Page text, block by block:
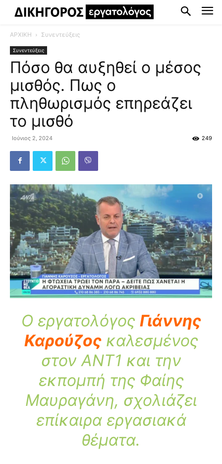
ΑΡΧΙΚΗ Συνεντεύξεις
Συνεντεύξεις
Πόσο θα αυξηθεί ο μέσος
μισθός. Πως ο
πληθωρισμός επηρεάζει
το μισθό
Ιούνιος 2, 2024 249
Ο εργατολόγος Γιάννης
Καρούζοςκαλεσμένος
στον ANT1 και την
εκπομπή της Φαίης
Μαυραγάνη, σχολιάζει
επίκαιρα εργασιακά
θέματα.